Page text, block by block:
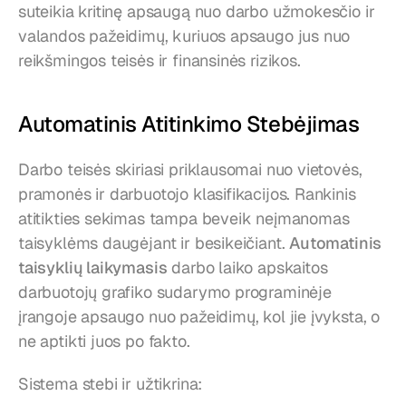
suteikia kritinę apsaugą nuo darbo užmokesčio ir
valandos pažeidimų, kuriuos apsaugo jus nuo
reikšmingos teisės ir finansinės rizikos.
Automatinis Atitinkimo Stebėjimas
Darbo teisės skiriasi priklausomai nuo vietovės,
pramonės ir darbuotojo klasifikacijos. Rankinis
atitikties sekimas tampa beveik neįmanomas
taisyklėms daugėjant ir besikeičiant. Automatinis
taisyklių laikymasis darbo laiko apskaitos
darbuotojų grafiko sudarymo programinėje
įrangoje apsaugo nuo pažeidimų, kol jie įvyksta, o
ne aptikti juos po fakto.
Sistema stebi ir užtikrina: